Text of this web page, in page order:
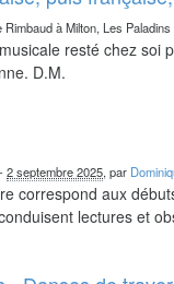
Rimbaud à Milton, Les
resté chez soi
D.M.
-2 septembre 2025, par
correspond aux
lectures et